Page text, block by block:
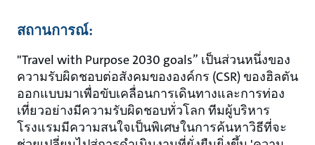
สถานการณ์:
"Travel with Purpose 2030 goals” เป็นส่วนหนึ่งของ
ความรับผิดชอบต่อสังคมขององค์กร (CSR) ของฮิลตัน
ออกแบบมาเพื่อขับเคลื่อนการเดินทางและการท่อง
เที่ยวอย่างมีความรับผิดชอบทั่วโลก ทีมผู้บริหาร
โรงแรมมีความสนใจเป็นพิเศษในการค้นหาวิธีที่จะ